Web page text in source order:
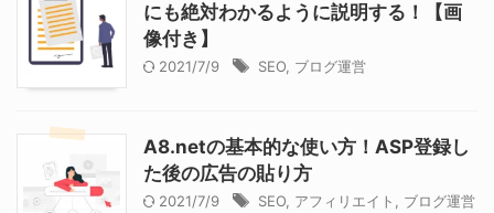
にも絶対わかるように説明する！【画
像付き】
2021/7/9 SEO ブログ運営
A8.netの基本的な使い方！ASP登録し
た後の広告の貼り方
2021/7/9 SEO アフィリエイト ブログ運営